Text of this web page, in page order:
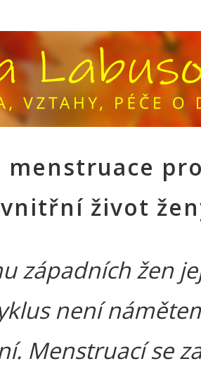
menstruace
život
západních žen
není
Menstruací se